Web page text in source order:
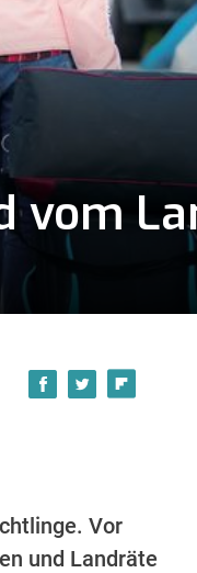
vom
Vor
und Landräte